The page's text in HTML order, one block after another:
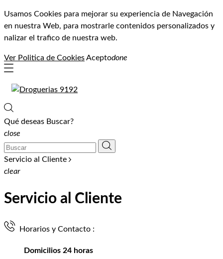
Usamos Cookies para mejorar su experiencia de Navegación
en nuestra Web, para mostrarle contenidos personalizados y
nalizar el trafico de nuestra web.
Ver Politica de CookiesAceptodone
Qué deseas Buscar?
close
Servicio al Cliente
clear
Servicio al Cliente
Horarios y Contacto :
Domicilios 24 horas